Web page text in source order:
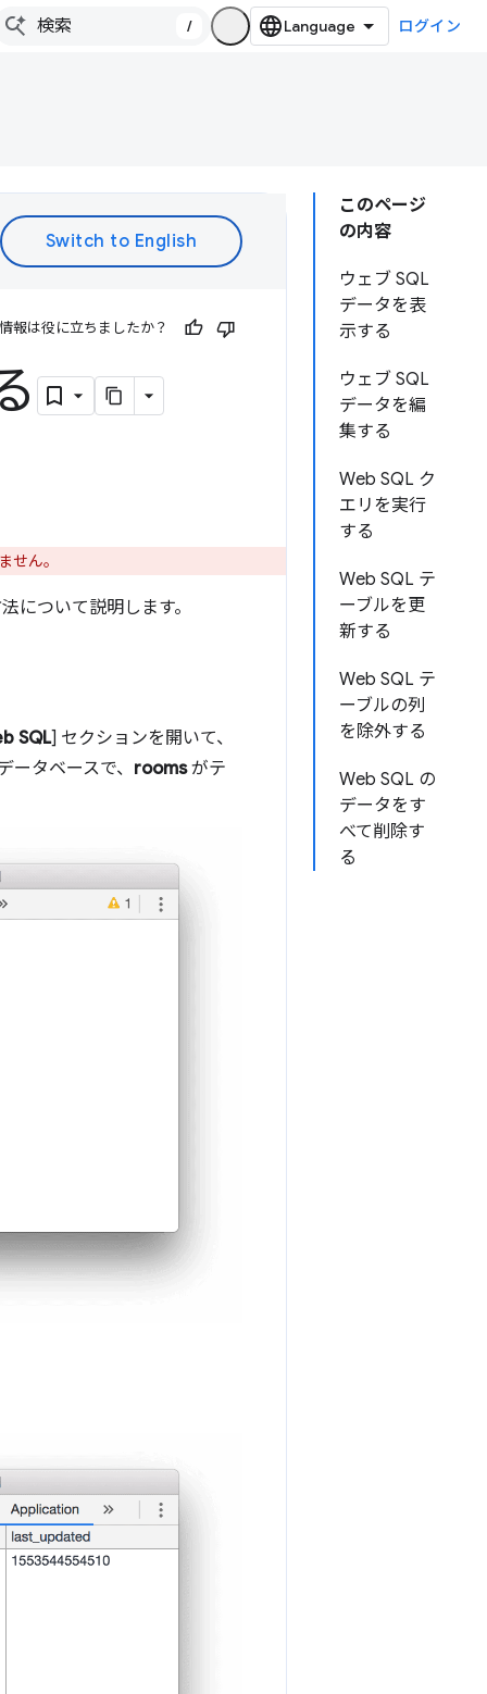
/ ログイン
このページ
の内容
ウェブ SQL
データを表
示する
ウェブ SQL
データを編
集する
Web SQL ク
エリを実行
する
Web SQL テ
ーブルを更
新する
Web SQL テ
ーブルの列
を除外する
Web SQL の
データをす
べて削除す
る
報は役に立ちましたか？
せん。
について説明します。
SQL] セクションを開いて、
ータベースで、 roomsがテ